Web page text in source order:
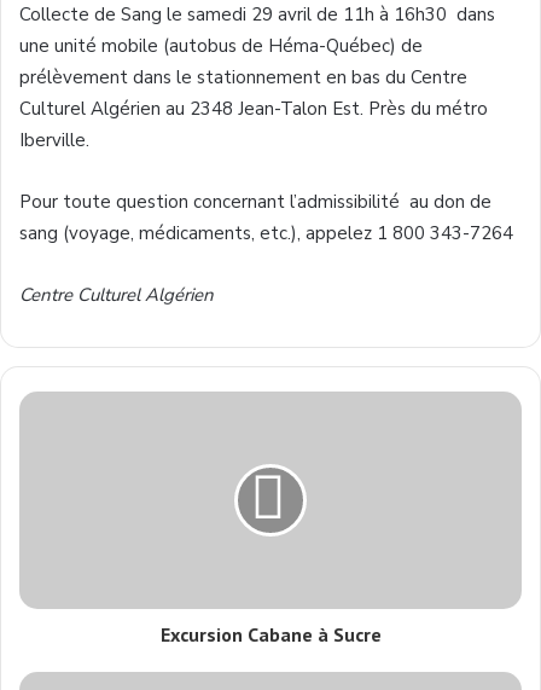
Collecte de Sang le samedi 29 avril de 11h à 16h30 dans
une unité mobile (autobus de Héma-Québec) de
prélèvement dans le stationnement en bas du Centre
Culturel Algérien au 2348 Jean-Talon Est. Près du métro
Iberville.
Pour toute question concernant l’admissibilité au don de
sang (voyage, médicaments, etc.), appelez 1 800 343-7264
Centre Culturel Algérien
Excursion Cabane à Sucre